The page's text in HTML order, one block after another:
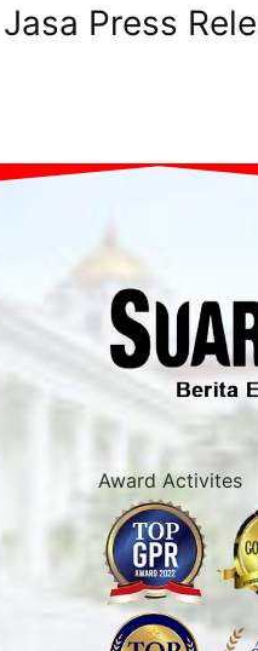
Jasa Press
Award Activites